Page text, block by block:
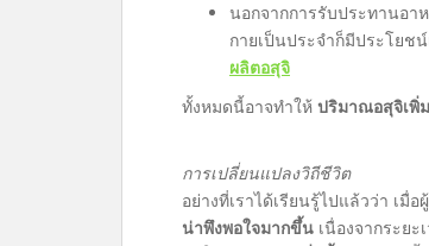
นอกจากการรับประทานอา
กายเป็นประจำก็มีประโยช
ผลิตอสุจิ
ทั้งหมดนี้อาจทำให้ ปริมาณอสุจิเพิ่
การเปลี่ยนแปลงวิถีชีวิต
อย่างที่เราได้เรียนรู้ไปแล้วว่า เมื่
น่าพึงพอใจมากขึ้น เนื่องจากระย